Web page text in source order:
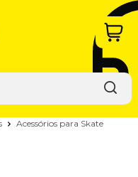
Acessórios para Skate